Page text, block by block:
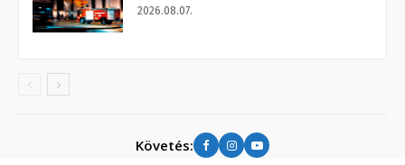
2026.08.07.
Követés: